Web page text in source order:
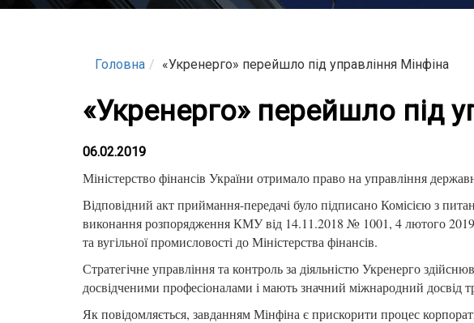
Головна «Укренерго» перейшло під управління Мінфіна
«Укренерго» перейшло під
06.02.2019
Міністерство фінансів України отримало право на управління
Відповідний акт приймання-передачі було підписано Комісією з
виконання розпорядження КМУ від 14.11.2018 № 1001, 4 лютого
та вугільної промисловості до Міністерства фінансів.
Стратегічне управління та контроль за діяльністю Укренерго
досвідченими професіоналами і мають значний міжнародний досвід
Як повідомляється, завданням Мінфіна є прискорити процес